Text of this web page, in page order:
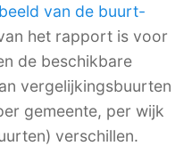
van de buurt-
het rapport is voor
de beschikbare
vergelijkingsbuurten
gemeente, per wijk
verschillen.